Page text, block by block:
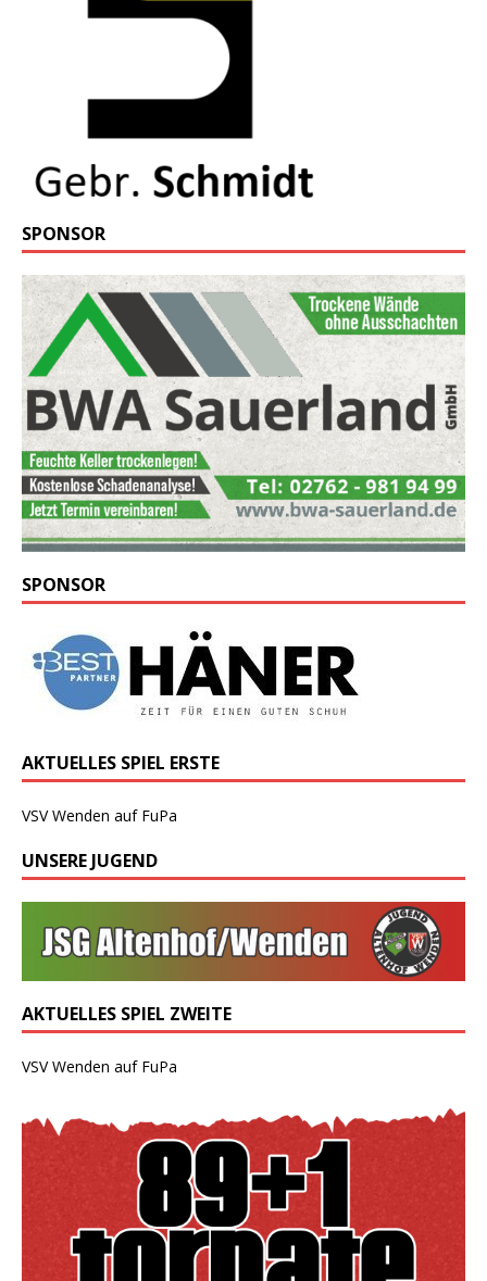
SPONSOR
SPONSOR
AKTUELLES SPIEL ERSTE
VSV Wenden auf FuPa
UNSERE JUGEND
AKTUELLES SPIEL ZWEITE
VSV Wenden auf FuPa